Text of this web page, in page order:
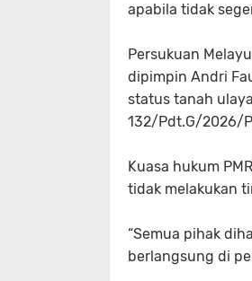
apabila tidak
Persukuan
dipimpin Andri
status tanah
132/Pdt.G/2026/
Kuasa hukum
tidak melakukan
“Semua pihak
berlangsung di